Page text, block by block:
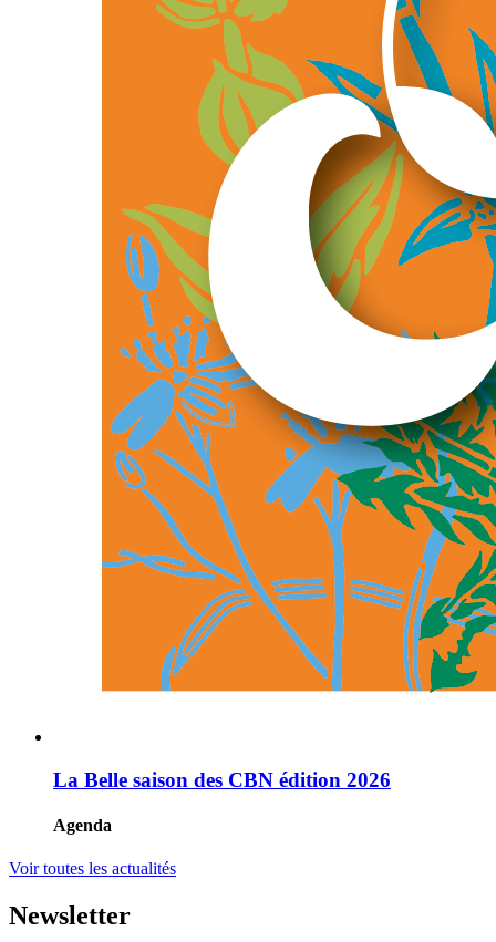
La Belle saison des CBN édition 2026
Agenda
Voir toutes les actualités
Newsletter